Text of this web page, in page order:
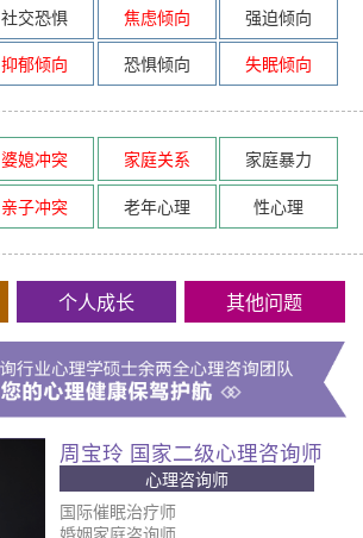
社交恐惧 焦虑倾向
强迫倾向
抑郁倾向
恐惧倾向 失眠倾向
婆媳冲突 家庭关系
家庭暴力
亲子冲突
老年心理 性心理
个人成长 其他问题
周宝玲 国家二级心理咨询师
心理咨询师
国际催眠治疗师